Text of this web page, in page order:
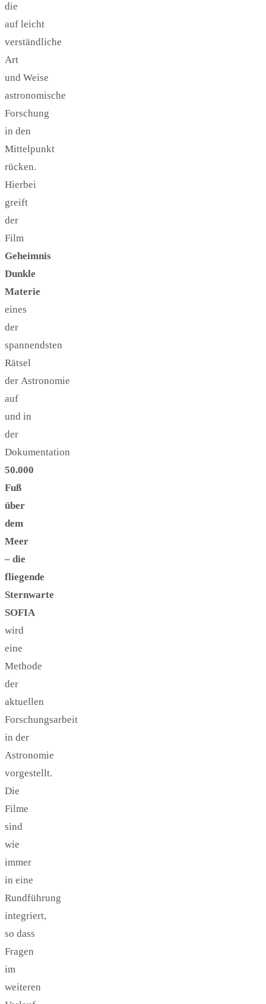
die
auf leicht
verständliche
Art
und Weise
astronomische
Forschung
in den
Mittelpunkt
rücken.
Hierbei
greift
der
Film
Geheimnis
Dunkle
Materie
eines
der
spannendsten
Rätsel
der Astronomie
auf
und in
der
Dokumentation
50.000
Fuß
über
dem
Meer
– die
fliegende
Sternwarte
SOFIA
wird
eine
Methode
der
aktuellen
Forschungsarbeit
in der
Astronomie
vorgestellt.
Die
Filme
sind
wie
immer
in eine
Rundführung
integriert,
so dass
Fragen
im
weiteren